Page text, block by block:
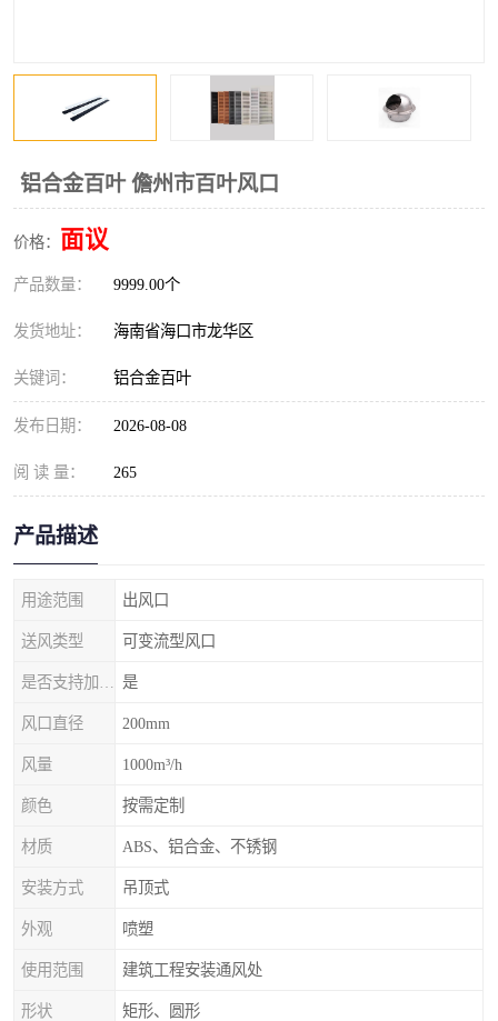
铝合金百叶 儋州市百叶风口
价格： 面议
产品数量： 9999.00个
发货地址： 海南省海口市龙华区
关键词： 铝合金百叶
发布日期： 2026-08-08
阅 读 量： 265
产品描述
用途范围 出风口
送风类型 可变流型风口
是
风口直径 200mm
风量 1000m³/h
颜色 按需定制
材质 ABS、铝合金、不锈钢
安装方式 吊顶式
外观 喷塑
使用范围 建筑工程安装通风处
形状 矩形、圆形
不锈钢烟罩 防火阀
排烟风机 百叶风口
油烟净化器